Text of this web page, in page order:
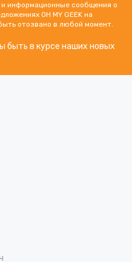
информационные сообщения о
OH MY GEEK на
отозвано в любой момент.
быть в курсе наших новых